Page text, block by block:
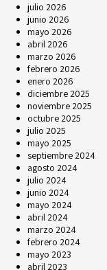
julio 2026
junio 2026
mayo 2026
abril 2026
marzo 2026
febrero 2026
enero 2026
diciembre 2025
noviembre 2025
octubre 2025
julio 2025
mayo 2025
septiembre 2024
agosto 2024
julio 2024
junio 2024
mayo 2024
abril 2024
marzo 2024
febrero 2024
mayo 2023
abril 2023